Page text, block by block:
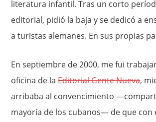
literatura infantil. Tras un corto
editorial, pidió la baja y se dedicó a
a turistas alemanes. En sus propias
En septiembre de 2000, me fui
oficina de laEditorial Gente Nueva,
arribaba al convencimiento
mayoría de los cubanos— de que con